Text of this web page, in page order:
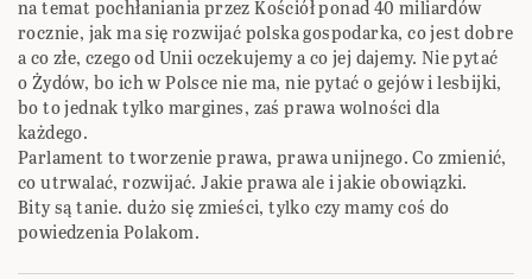
na temat pochłaniania przez Kościół ponad 40 miliardów
rocznie, jak ma się rozwijać polska gospodarka, co jest dobre
a co złe, czego od Unii oczekujemy a co jej dajemy. Nie pytać
o Żydów, bo ich w Polsce nie ma, nie pytać o gejów i lesbijki,
bo to jednak tylko margines, zaś prawa wolności dla
każdego.
Parlament to tworzenie prawa, prawa unijnego. Co zmienić,
co utrwalać, rozwijać. Jakie prawa ale i jakie obowiązki.
Bity są tanie. dużo się zmieści, tylko czy mamy coś do
powiedzenia Polakom.